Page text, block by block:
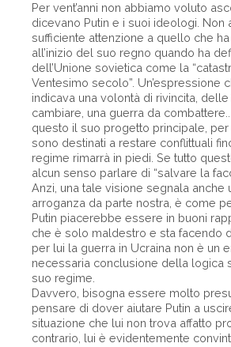
Per vent’anni non abbiamo voluto
dicevano Putin e i suoi ideologi. Non
sufficiente attenzione a quello che
all’inizio del suo regno quando ha
dell’Unione sovietica come la
Ventesimo secolo”. Un’espressione
indicava una volontà di rivincita,
cambiare, una guerra da
questo il suo progetto principale, per
sono destinati a restare conflittuali
regime rimarrà in piedi. Se tutto
alcun senso parlare di “salvare la
Anzi, una tale visione segnala anche
arroganza da parte nostra, è come
Putin piacerebbe essere in buoni
che è solo maldestro e sta facendo
per lui la guerra in Ucraina non è un
necessaria conclusione della logica
suo regime.
Davvero, bisogna essere molto
pensare di dover aiutare Putin a
situazione che lui non trova affatto
contrario, lui è evidentemente